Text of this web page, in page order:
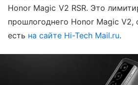
Honor Magic V2 RSR. Это
прошлогоднего Honor Magic V2,
есть на сайте Hi-Tech Mail.ru.